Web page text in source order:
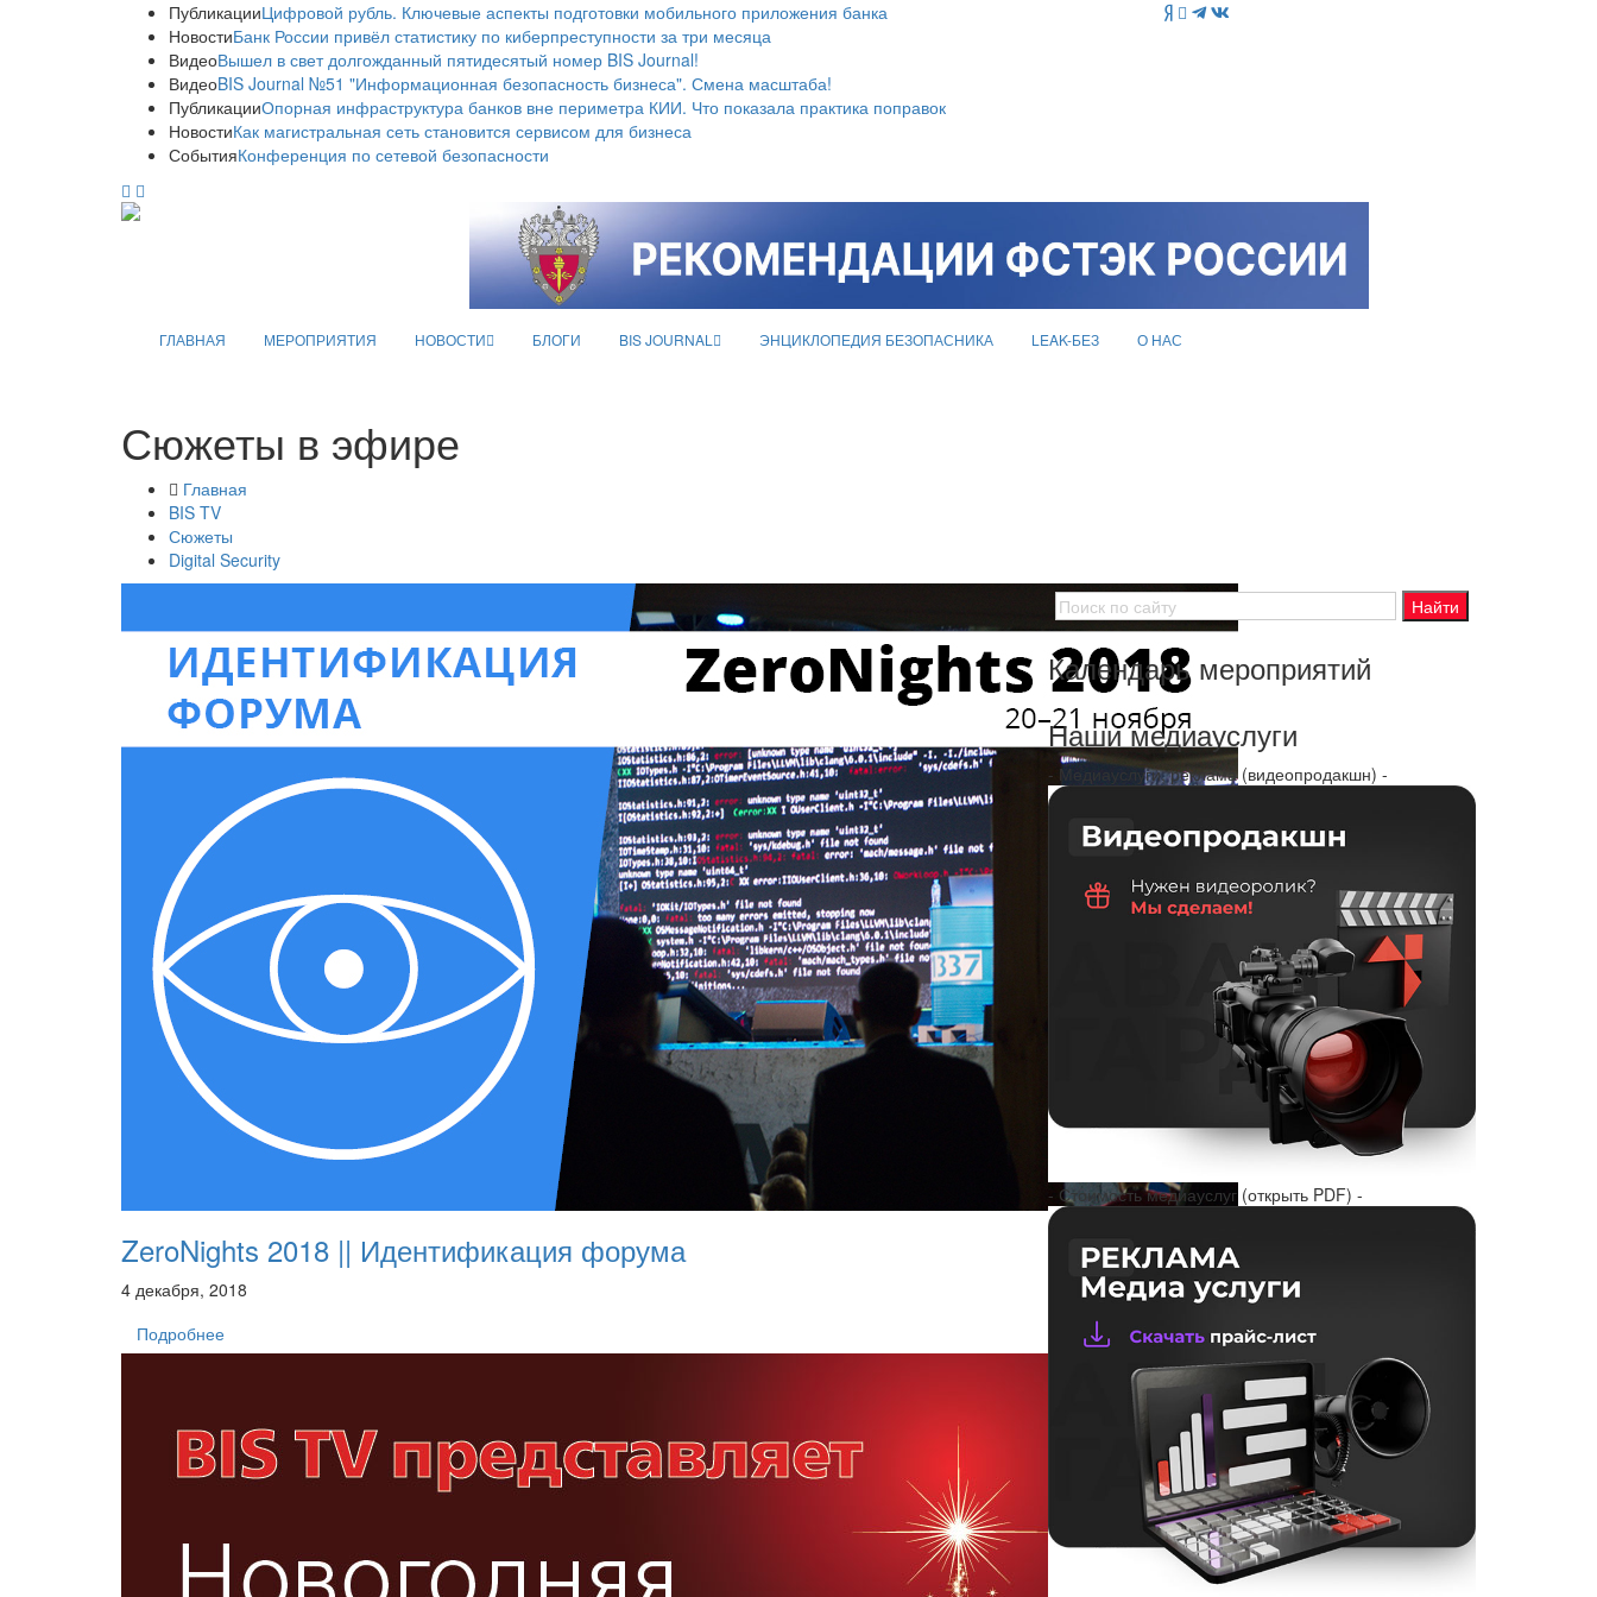
ПубликацииЦифровой рубль. Ключевые аспекты подготовки мобильного приложения банка
НовостиБанк России привёл статистику по киберпреступности за три месяца
ВидеоВышел в свет долгожданный пятидесятый номер BIS Journal!
ВидеоBIS Journal №51 "Информационная безопасность бизнеса". Смена масштаба!
ПубликацииОпорная инфраструктура банков вне периметра КИИ. Что показала практика поправок
НовостиКак магистральная сеть становится сервисом для бизнеса
СобытияКонференция по сетевой безопасности
ГЛАВНАЯ МЕРОПРИЯТИЯ НОВОСТИ БЛОГИ BIS JOURNAL ЭНЦИКЛОПЕДИЯ БЕЗОПАСНИКА LEAK-БЕЗ О НАС
Сюжеты в эфире
Главная
BIS TV
Сюжеты
Digital Security
ZeroNights 2018 || Идентификация форума
4 декабря, 2018
Подробнее
Календарь мероприятий
Наши медиауслуги
- Медиауслуги, реклама (видеопродакшн) -
- Стоимость медиауслуг (открыть PDF) -